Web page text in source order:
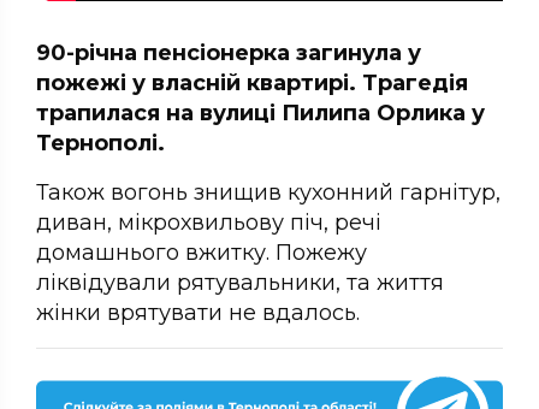
90-річна пенсіонерка загинула у
пожежі у власній квартирі. Трагедія
трапилася на вулиці Пилипа Орлика у
Тернополі.
Також вогонь знищив кухонний гарнітур,
диван, мікрохвильову піч, речі
домашнього вжитку. Пожежу
ліквідували рятувальники, та життя
жінки врятувати не вдалось.